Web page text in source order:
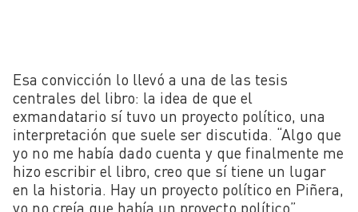
Esa convicción lo llevó a una de las tesis
centrales del libro: la idea de que el
exmandatario sí tuvo un proyecto político, una
interpretación que suele ser discutida. “Algo que
yo no me había dado cuenta y que finalmente me
hizo escribir el libro, creo que sí tiene un lugar
en la historia. Hay un proyecto político en Piñera,
yo no creía que había un proyecto político”,